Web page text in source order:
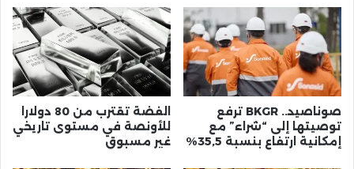
صوناصيد.. BKGR ترفع
توصيتها إلى “شراء” مع
إمكانية ارتفاع بنسبة 35,5%
الفضة تقترب من 80 دولارا
للأونصة في مستوى تاريخي
غير مسبوق